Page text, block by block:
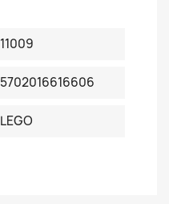
11009
5702016616606
LEGO